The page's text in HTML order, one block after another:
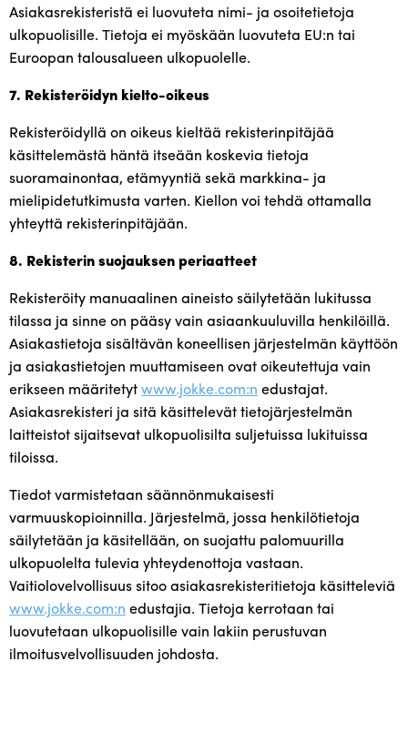
Asiakasrekisteristä ei luovuteta nimi- ja osoitetietoja
ulkopuolisille. Tietoja ei myöskään luovuteta EU:n tai
Euroopan talousalueen ulkopuolelle.
7. Rekisteröidyn kielto-oikeus
Rekisteröidyllä on oikeus kieltää rekisterinpitäjää
käsittelemästä häntä itseään koskevia tietoja
suoramainontaa, etämyyntiä sekä markkina- ja
mielipidetutkimusta varten. Kiellon voi tehdä ottamalla
yhteyttä rekisterinpitäjään.
8. Rekisterin suojauksen periaatteet
Rekisteröity manuaalinen aineisto säilytetään lukitussa
tilassa ja sinne on pääsy vain asiaankuuluvilla henkilöillä.
Asiakastietoja sisältävän koneellisen järjestelmän käyttöön
ja asiakastietojen muuttamiseen ovat oikeutettuja vain
erikseen määritetytwww.jokke.com:n edustajat.
Asiakasrekisteri ja sitä käsittelevät tietojärjestelmän
laitteistot sijaitsevat ulkopuolisilta suljetuissa lukituissa
tiloissa.
Tiedot varmistetaan säännönmukaisesti
varmuuskopioinnilla. Järjestelmä, jossa henkilötietoja
säilytetään ja käsitellään, on suojattu palomuurilla
ulkopuolelta tulevia yhteydenottoja vastaan.
Vaitiolovelvollisuus sitoo asiakasrekisteritietoja käsitteleviä
www.jokke.com:n edustajia. Tietoja kerrotaan tai
luovutetaan ulkopuolisille vain lakiin perustuvan
ilmoitusvelvollisuuden johdosta.